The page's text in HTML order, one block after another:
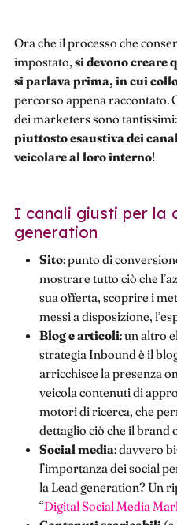
Ora che il processo che
impostato, si devono creare
si parlava prima, in cui
percorso appena raccontato.
dei marketers sono
piuttosto esaustiva dei
veicolare al loro interno!
I canali giusti per la
generation
Sito: punto di
mostrare tutto ciò che
sua offerta, scoprire i
messi a disposizione,
Blog e articoli: un altro
strategia Inbound è il
arricchisce la presenza
veicola contenuti di
motori di ricerca, che
dettaglio ciò che il brand
Social media: davvero
l’importanza dei social
la Lead generation? Un
“Digital Social Media